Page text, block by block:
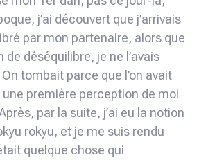
j’ai découvert que j’arrivais
par mon partenaire, alors que
déséquilibre, je ne l’avais
tombait parce que l’on avait
une première perception de moi
par la suite, j’ai eu la notion
rokyu, et je me suis rendu
quelque chose qui